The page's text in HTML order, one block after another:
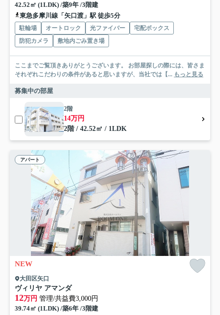
42.52㎡ (1LDK) /築9年 /3階建
東急多摩川線「矢口渡」駅 徒歩5分
駐輪場 オートロック 光ファイバー
宅配ボックス
防犯カメラ
敷地内ごみ置き場
ここまでご覧頂きありがとうございます。 お部屋探しの際には、皆さま
それぞれこだわりの条件があると思いますが、当社では【... もっと見る
募集中の部屋
2階
14万円
2階 / 42.52㎡ / 1LDK
アパート
NEW
大田区矢口
ヴィリヤ アマンダ
12万円 管理/共益費3,000円
39.74㎡ (1LDK) /築6年 /3階建